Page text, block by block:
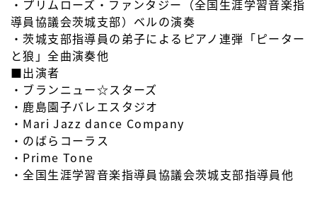
・プリムローズ・ファンタジー（全国生涯学習音楽指
導員協議会茨城支部）ベルの演奏
・茨城支部指導員の弟子によるピアノ連弾「ピーター
と狼」全曲演奏他
■出演者
・ブランニュー☆スターズ
・鹿島園子バレエスタジオ
・Mari Jazz dance Company
・のばらコーラス
・Prime Tone
・全国生涯学習音楽指導員協議会茨城支部指導員他